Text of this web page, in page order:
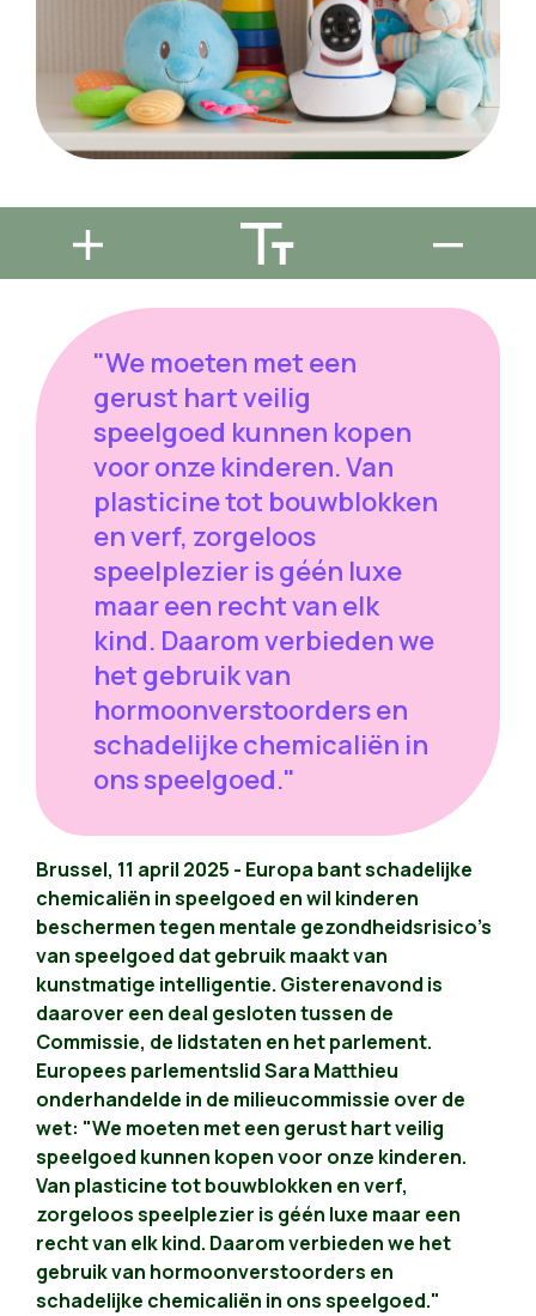
"We moeten met een
gerust hart veilig
speelgoed kunnen kopen
voor onze kinderen. Van
plasticine tot bouwblokken
en verf, zorgeloos
speelplezier is géén luxe
maar een recht van elk
kind. Daarom verbieden we
het gebruik van
hormoonverstoorders en
schadelijke chemicaliën in
ons speelgoed."
Brussel, 11 april 2025 - Europa bant schadelijke
chemicaliën in speelgoed en wil kinderen
beschermen tegen mentale gezondheidsrisico's
van speelgoed dat gebruik maakt van
kunstmatige intelligentie. Gisterenavond is
daarover een deal gesloten tussen de
Commissie, de lidstaten en het parlement.
Europees parlementslid Sara Matthieu
onderhandelde in de milieucommissie over de
wet: "We moeten met een gerust hart veilig
speelgoed kunnen kopen voor onze kinderen.
Van plasticine tot bouwblokken en verf,
zorgeloos speelplezier is géén luxe maar een
recht van elk kind. Daarom verbieden we het
gebruik van hormoonverstoorders en
schadelijke chemicaliën in ons speelgoed."